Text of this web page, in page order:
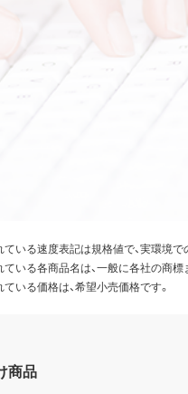
いる速度表記は規格値で、実環境で
いる各商品名は、一般に各社の商標
いる価格は、希望小売価格です。
商品